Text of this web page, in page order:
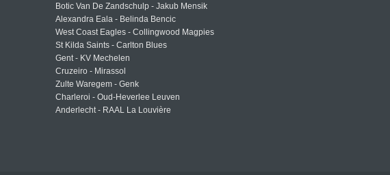
Botic Van De Zandschulp - Jakub Mensik
Alexandra Eala - Belinda Bencic
West Coast Eagles - Collingwood Magpies
St Kilda Saints - Carlton Blues
Gent - KV Mechelen
Cruzeiro - Mirassol
Zulte Waregem - Genk
Charleroi - Oud-Heverlee Leuven
Anderlecht - RAAL La Louvière